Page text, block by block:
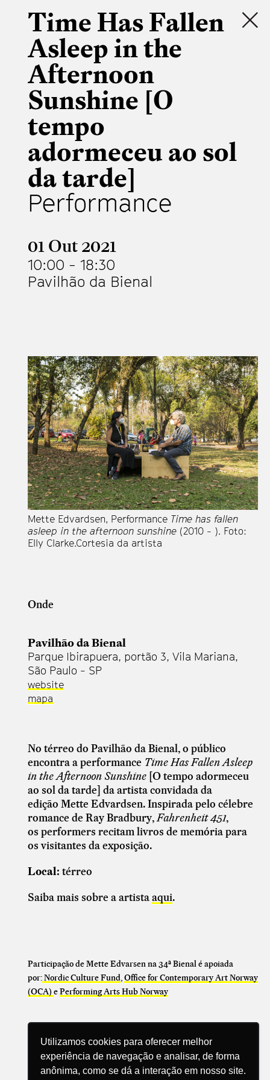
Utilizamos cookies para oferecer melhor
experiência de navegação e analisar, de forma
anônima, como se dá a interação em nosso site.
Time Has Fallen
Asleep in the
Afternoon
Sunshine [O
tempo
adormeceu ao sol
da tarde]
Performance
01 Out 2021
10:00 - 18:30
Pavilhão da Bienal
Mette Edvardsen, Performance Time has fallen
asleep in the afternoon sunshine (2010 - ). Foto:
Elly Clarke.Cortesia da artista
Onde
Pavilhão da Bienal
Parque Ibirapuera, portão 3, Vila Mariana,
São Paulo - SP
website
mapa
No térreo do Pavilhão da Bienal, o público
encontra a performance Time Has Fallen Asleep
in the Afternoon Sunshine [O tempo adormeceu
ao sol da tarde] da artista convidada da
edição Mette Edvardsen. Inspiradapelo célebre
romance de Ray Bradbury,Fahrenheit 451,
os performers recitam livros de memória para
os visitantes da exposição.
Local: térreo
Saiba mais sobre a artistaaqui.
Participação de Mette Edvarsen na 34ª Bienal é apoiada
por:Nordic Culture Fund,Office for Contemporary Art Norway
(OCA) ePerforming Arts Hub Norway